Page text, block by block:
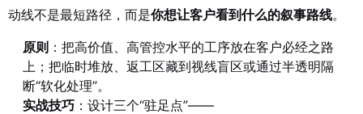
动线不是最短路径，而是你想让客户看到什么的叙事路线。
原则 ：把高价值、高管控水平的工序放在客户必经之路
上；把临时堆放、返工区藏到视线盲区或通过半透明隔
断“软化处理”。
实战技巧 ：设计三个“驻足点”——